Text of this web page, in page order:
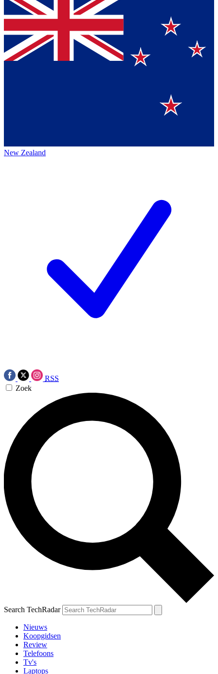
New Zealand
RSS
Zoek
Search TechRadar
Nieuws
Koopgidsen
Review
Telefoons
Tv's
Laptops